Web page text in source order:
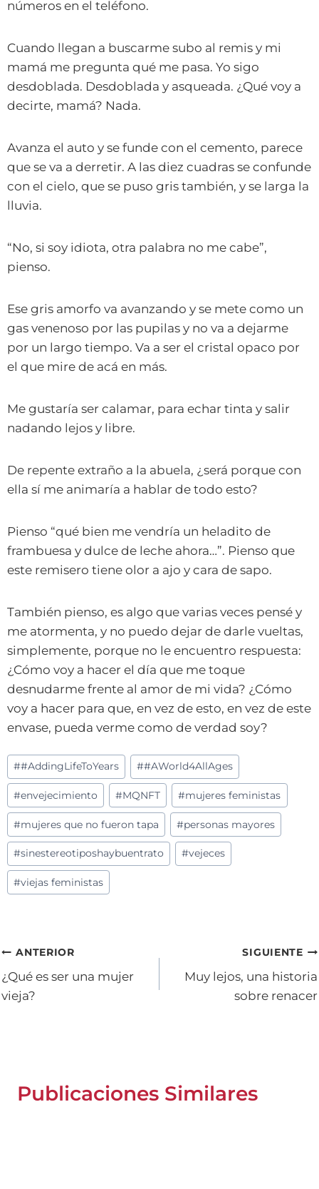
números en el teléfono.
Cuando llegan a buscarme subo al remis y mi
mamá me pregunta qué me pasa. Yo sigo
desdoblada. Desdoblada y asqueada. ¿Qué voy a
decirte, mamá? Nada.
Avanza el auto y se funde con el cemento, parece
que se va a derretir. A las diez cuadras se confunde
con el cielo, que se puso gris también, y se larga la
lluvia.
“No, si soy idiota, otra palabra no me cabe”,
pienso.
Ese gris amorfo va avanzando y se mete como un
gas venenoso por las pupilas y no va a dejarme
por un largo tiempo. Va a ser el cristal opaco por
el que mire de acá en más.
Me gustaría ser calamar, para echar tinta y salir
nadando lejos y libre.
De repente extraño a la abuela, ¿será porque con
ella sí me animaría a hablar de todo esto?
Pienso “qué bien me vendría un heladito de
frambuesa y dulce de leche ahora…”. Pienso que
este remisero tiene olor a ajo y cara de sapo.
También pienso, es algo que varias veces pensé y
me atormenta, y no puedo dejar de darle vueltas,
simplemente, porque no le encuentro respuesta:
¿Cómo voy a hacer el día que me toque
desnudarme frente al amor de mi vida? ¿Cómo
voy a hacer para que, en vez de esto, en vez de este
envase, pueda verme como de verdad soy?
Etiquetas
de
la
entrada:
##AddingLifeToYears ##AWorld4AllAges
#envejecimiento #MQNFT #mujeres feministas
#mujeres que no fueron tapa #personas mayores
#sinestereotiposhaybuentrato #vejeces
#viejas feministas
Navegación
de
ANTERIOR
¿Qué es ser una mujer
vieja?
SIGUIENTE
Muy lejos, una historia
sobre renacer
Publicaciones Similares